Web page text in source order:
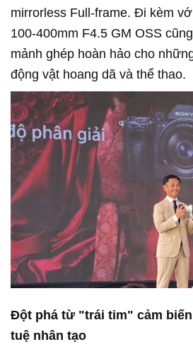
mirrorless Full-frame. Đi kèm
100-400mm F4.5 GM OSS
mảnh ghép hoàn hảo cho
động vật hoang dã và thể thao.
Đột phá từ "trái tim" cảm
tuệ nhân tạo